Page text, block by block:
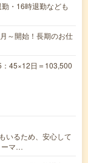
・16時退勤なども
～開始！長期のお仕
45×12日＝103,500
いるため、安心して
ーマ…